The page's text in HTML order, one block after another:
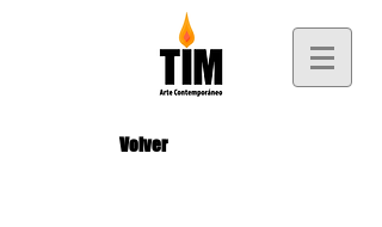
Volver